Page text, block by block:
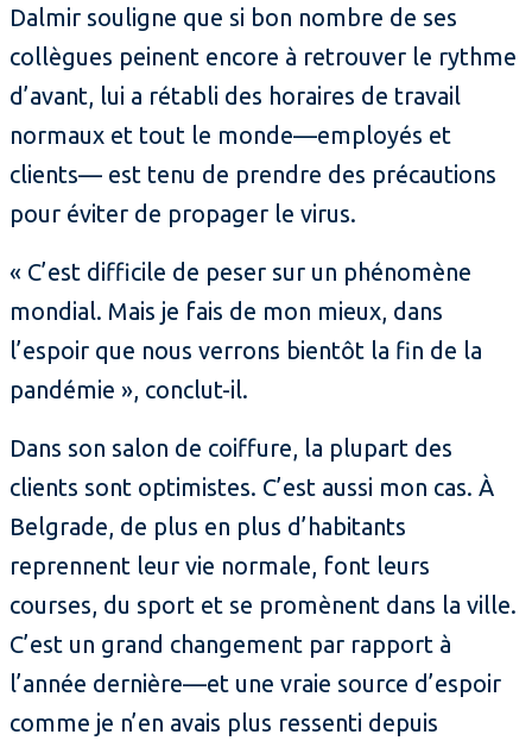
Dalmir souligne que si bon nombre de ses
collègues peinent encore à retrouver le rythme
d’avant, lui a rétabli des horaires de travail
normaux et tout le monde—employés et
clients— est tenu de prendre des précautions
pour éviter de propager le virus.
« C’est difficile de peser sur un phénomène
mondial. Mais je fais de mon mieux, dans
l’espoir que nous verrons bientôt la fin de la
pandémie », conclut-il.
Dans son salon de coiffure, la plupart des
clients sont optimistes. C’est aussi mon cas. À
Belgrade, de plus en plus d’habitants
reprennent leur vie normale, font leurs
courses, du sport et se promènent dans la ville.
C’est un grand changement par rapport à
l’année dernière—et une vraie source d’espoir
comme je n’en avais plus ressenti depuis